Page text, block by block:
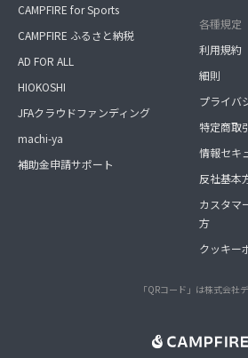
CAMPFIRE for Sports
CAMPFIRE ふるさと納税
AD FOR ALL
HIOKOSHI
JFAクラウドファンディング
machi-ya
補助金申請サポート
各種規定
利用規約
細則
プライバ
特定商取
情報セキ
反社基本
カスタマ
方
クッキー
「QRコード」は株式会社